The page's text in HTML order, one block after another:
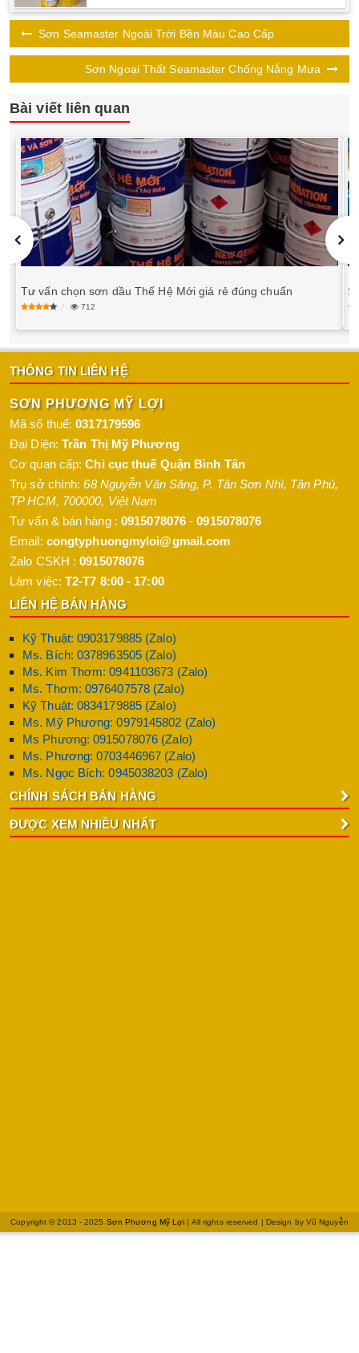
Sơn Seamaster Ngoài Trời Bền Màu Cao Cấp
Sơn Ngoại Thất Seamaster Chống Nắng Mưa
Bài viết liên quan
Tư vấn chọn sơn dầu Thế Hệ Mới giá rẻ đúng chuẩn
712
THÔNG TIN LIÊN HỆ
SƠN PHƯƠNG MỸ LỢI
Mã số thuế:0317179596
Đại Diện: Trần Thị Mỹ Phương
Cơ quan cấp:Chi cục thuế Quận Bình Tân
Trụ sở chính:68 Nguyễn Văn Săng, P. Tân Sơn Nhì, Tân Phú,
TP HCM, 700000, Việt Nam
Tư vấn & bán hàng : 0915078076 -0915078076
Email: congtyphuongmyloi@gmail.com
Zalo CSKH :0915078076
Làm việc: T2-T7 8:00 - 17:00
LIÊN HỆ BÁN HÀNG
Kỹ Thuật: 0903179885 (Zalo)
Ms. Bích: 0378963505 (Zalo)
Ms. Kim Thơm: 0941103673 (Zalo)
Ms. Thơm: 0976407578 (Zalo)
Kỹ Thuật: 0834179885 (Zalo)
Ms. Mỹ Phương: 0979145802 (Zalo)
Ms Phương: 0915078076 (Zalo)
Ms. Phương: 0703446967 (Zalo)
Ms. Ngọc Bích: 0945038203 (Zalo)
CHÍNH SÁCH BÁN HÀNG
ĐƯỢC XEM NHIỀU NHẤT
Copyright © 2013 - 2025 Sơn Phương Mỹ Lợi | All rights reserved | Design by Vũ Nguyễn